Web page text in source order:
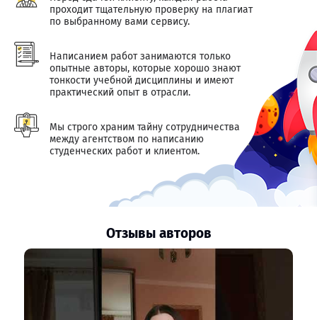
проходит тщательную проверку на плагиат
по выбранному вами сервису.
Написанием работ занимаются только
опытные авторы, которые хорошо знают
тонкости учебной дисциплины и имеют
практический опыт в отрасли.
Мы строго храним тайну сотрудничества
между агентством по написанию
студенческих работ и клиентом.
Отзывы авторов